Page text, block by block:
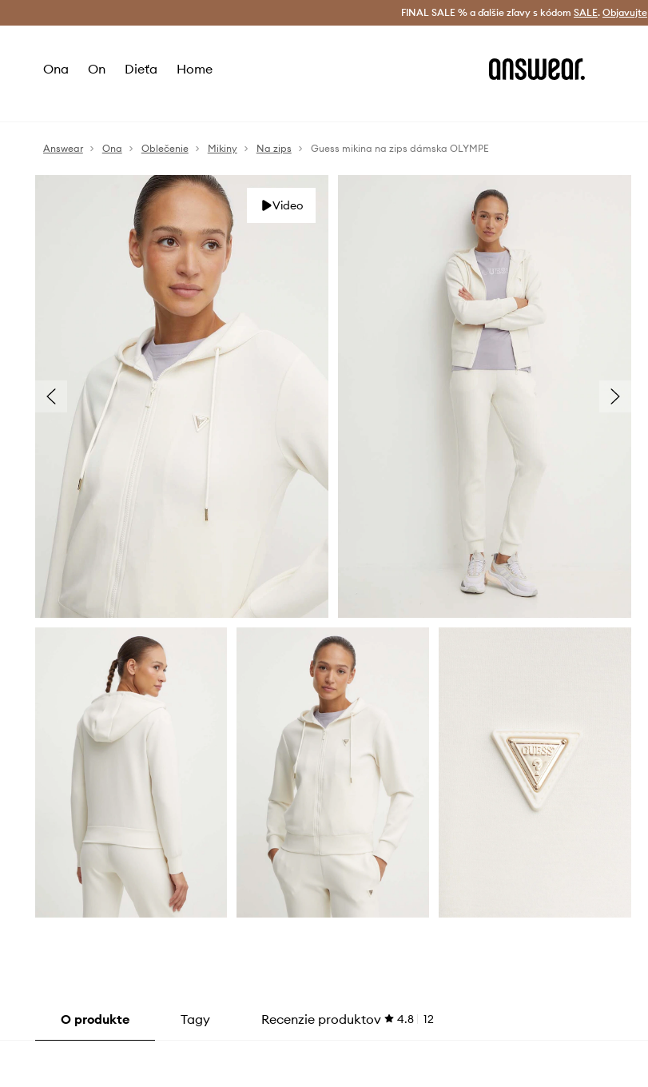
Bezplatná doprava od 60 € > Doručenie aj do 24 h >
FINAL SALE % a ďalšie zľavy s kódom SALE. Objavujte
Ona On Dieťa Home
Answear Ona Oblečenie Mikiny Na zips Guess mikina na zips dámska OLYMPE
Video
O produkte Tagy Recenzie produktov 4.8 12